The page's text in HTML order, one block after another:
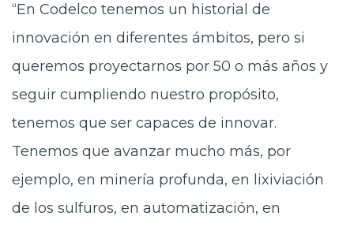
“En Codelco tenemos un historial de
innovación en diferentes ámbitos, pero si
queremos proyectarnos por 50 o más años y
seguir cumpliendo nuestro propósito,
tenemos que ser capaces de innovar.
Tenemos que avanzar mucho más, por
ejemplo, en minería profunda, en lixiviación
de los sulfuros, en automatización, en